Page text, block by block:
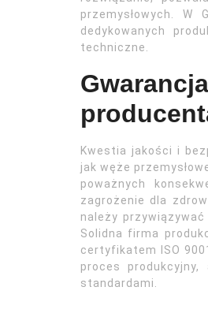
przemysłowych.
dedykowanych
techniczne.
Kwestia jakości i
jak węże
poważnych
zagrożenie dla
należy
Solidna firma
certyfikatem ISO
proces
standardami.